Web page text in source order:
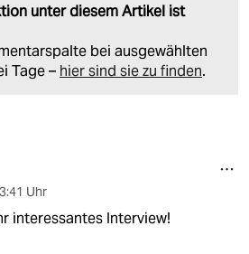
unter diesem Artikel ist
bei ausgewählten
Tage – hier sind sie zu finden.
Uhr
interessantes Interview!